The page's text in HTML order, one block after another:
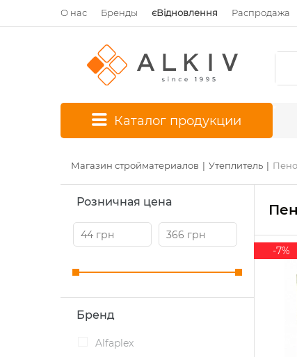
О нас Бренды єВідновлення Распродажа
Каталог продукции
Магазин стройматериалов Утеплитель
Розничная цена
Бренд
Alfaplex
-7%